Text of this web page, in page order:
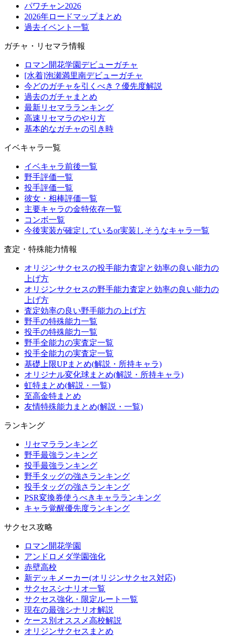
パワチャン2026
2026年ロードマップまとめ
過去イベント一覧
ガチャ・リセマラ情報
ロマン開花学園デビューガチャ
[水着]泡瀬満里南デビューガチャ
今どのガチャを引くべき？優先度解説
過去のガチャまとめ
最新リセマラランキング
高速リセマラのやり方
基本的なガチャの引き時
イベキャラ一覧
イベキャラ前後一覧
野手評価一覧
投手評価一覧
彼女・相棒評価一覧
主要キャラの金特依存一覧
コンボ一覧
今後実装が確定しているor実装しそうなキャラ一覧
査定・特殊能力情報
オリジンサクセスの投手能力査定と効率の良い能力の
上げ方
オリジンサクセスの野手能力査定と効率の良い能力の
上げ方
査定効率の良い野手能力の上げ方
野手の特殊能力一覧
投手の特殊能力一覧
野手全能力の実査定一覧
投手全能力の実査定一覧
基礎上限UPまとめ(解説・所持キャラ)
オリジナル変化球まとめ(解説・所持キャラ)
虹特まとめ(解説・一覧)
至高金特まとめ
友情特殊能力まとめ(解説・一覧)
ランキング
リセマラランキング
野手最強ランキング
投手最強ランキング
野手タッグの強さランキング
投手タッグの強さランキング
PSR変換券使うべきキャラランキング
キャラ覚醒優先度ランキング
サクセス攻略
ロマン開花学園
アンドロメダ学園強化
赤壁高校
新デッキメーカー(オリジンサクセス対応)
サクセスシナリオ一覧
サクセス強化・限定ルート一覧
現在の最強シナリオ解説
ケース別オススメ高校解説
オリジンサクセスまとめ